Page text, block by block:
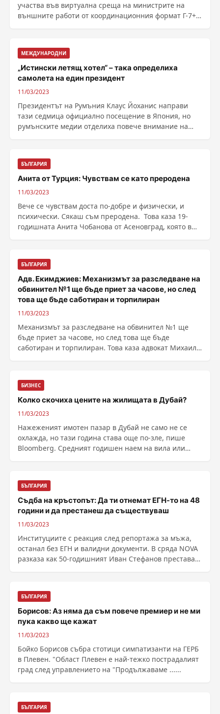
участва във виртуална среща на министрите на
външните работи от координационния формат Г-7+,
МЕЖДУНАРОДНИ
„Истински летящ хотел“ – така определиха
самолета на един президент
11/03/2023
Президентът на Румъния Клаус Йоханис направи
тази седмица официално посещение в Япония, но
румънските медии отделиха повече внимание на
БЪЛГАРИЯ
Анита от Турция: Чувствам се като преродена
11/03/2023
Вече се чувствам доста по-добре и физически, и
психически. Сякаш съм преродена. Това каза 19-
годишната Анита Чобанова от Асеновград, която в
БЪЛГАРИЯ
Адв. Екимджиев: Механизмът за разследване на
обвинител №1 ще бъде приет за часове, но след
това ще бъде саботиран и торпилиран
11/03/2023
Механизмът за разследване на обвинител №1 ще
бъде приет за часове, но след това ще бъде
саботиран и торпилиран. Това каза адвокат Михаил
БИЗНЕС
Колко скочиха цените на жилищата в Дубай?
11/03/2023
Нажеженият имотен пазар в Дубай не само не се
охлажда, но тази година става още по-зле, пише
Bloomberg. Средният годишен наем на вила или
БЪЛГАРИЯ
Съдба на кръстопът: Да ти отнемат ЕГН-то на 48
години и да престанеш да съществуваш
11/03/2023
Институциите с реакция след репортажа за мъжа,
останал без ЕГН и валидни документи. В сряда NOVA
разказа как 50-годишният Иван Стефанов престава
БЪЛГАРИЯ
Борисов: Аз няма да съм повече премиер и не ми
пука какво ще кажат
11/03/2023
Бойко Борисов събра стотици симпатизанти на ГЕРБ
в Плевен. "Област Плевен е най-тежко пострадалият
град след управлението на "Продължаваме ......
БЪЛГАРИЯ